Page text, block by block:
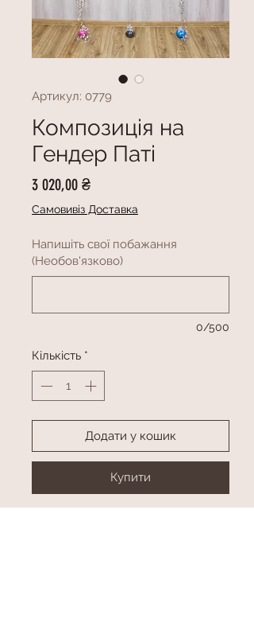
Артикул: 0779
Композиція на
Гендер Паті
3 020,00 ₴Ціна
Самовивіз Доставка
Напишіть свої побажання
(Необов'язково)
0/500
Кількість *
Додати у кошик
Купити